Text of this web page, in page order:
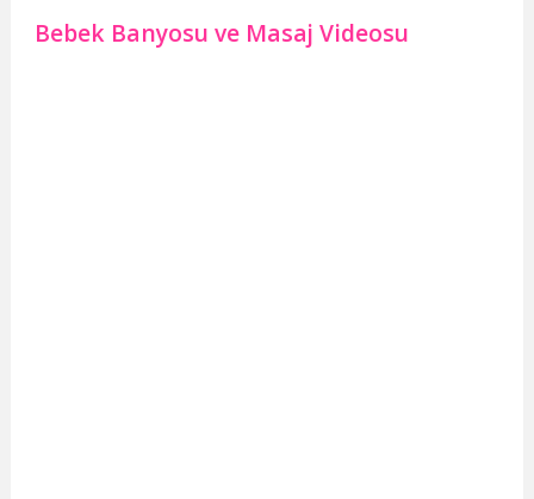
Bebek Banyosu ve Masaj Videosu